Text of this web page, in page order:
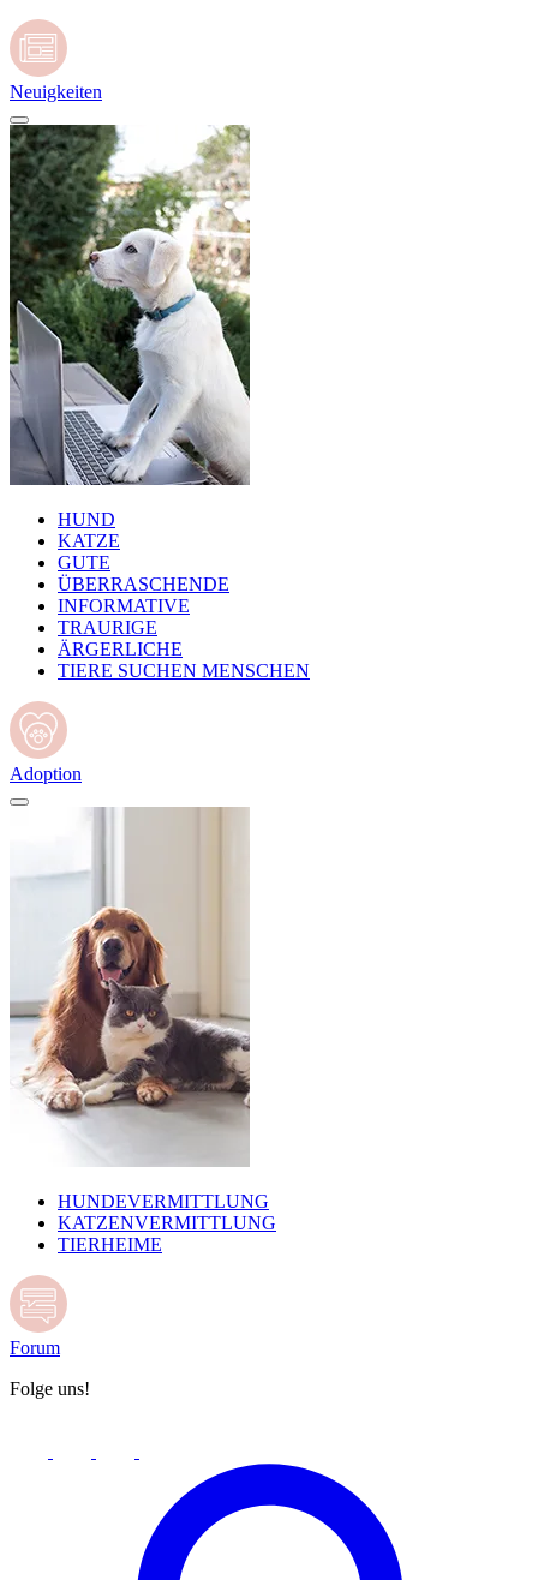
Neuigkeiten
HUND
KATZE
GUTE
ÜBERRASCHENDE
INFORMATIVE
TRAURIGE
ÄRGERLICHE
TIERE SUCHEN MENSCHEN
Adoption
HUNDEVERMITTLUNG
KATZENVERMITTLUNG
TIERHEIME
Forum
Folge uns!